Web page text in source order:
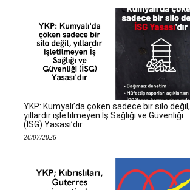
YKP: Kumyalı’da çöken sadece bir silo değil,
yıllardır işletilmeyen İş Sağlığı ve Güvenliği
(İSG) Yasası’dır
26/07/2026